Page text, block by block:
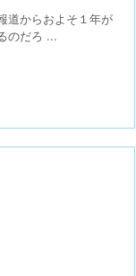
道からおよそ１年が
のだろ ...